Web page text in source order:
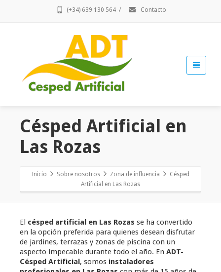
(+34) 639 130 564 / Contacto
Césped Artificial en
Las Rozas
Inicio Sobre nosotros Zona de influencia
Césped
Artificial en Las Rozas
El césped artificial en Las Rozas se ha convertido
en la opción preferida para quienes desean disfrutar
de jardines, terrazas y zonas de piscina con un
aspecto impecable durante todo el año. En ADT-
Césped Artificial, somos instaladores